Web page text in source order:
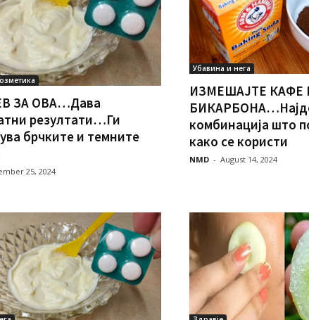
ЗА ОВА…Дава
резултати…Ги
брчките и темните
25, 2024
Убавина и нега
ИЗМЕШАЈТЕ КАФЕ
комбинација што
како се користи
NMD - August 14, 2024